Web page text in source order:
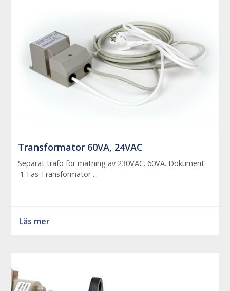
Transformator 60VA, 24VAC
Separat trafo för matning av 230VAC. 60VA. Dokument
1-Fas Transformator ...
Läs mer